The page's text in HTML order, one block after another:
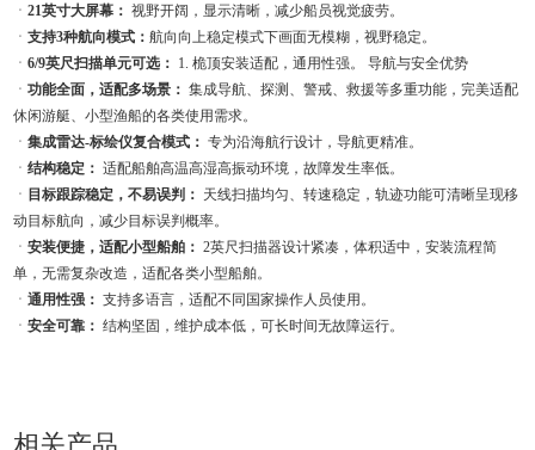
ㆍ21英寸大屏幕： 视野开阔，显示清晰，减少船员视觉疲劳。
ㆍ支持3种航向模式：航向向上稳定模式下画面无模糊，视野稳定。
ㆍ6/9英尺扫描单元可选： 1. 桅顶安装适配，通用性强。 导航与安全优势
ㆍ功能全面，适配多场景： 集成导航、探测、警戒、救援等多重功能，完美适配
休闲游艇、小型渔船的各类使用需求。
ㆍ集成雷达-标绘仪复合模式： 专为沿海航行设计，导航更精准。
ㆍ结构稳定： 适配船舶高温高湿高振动环境，故障发生率低。
ㆍ 目标跟踪稳定，不易误判： 天线扫描均匀、转速稳定，轨迹功能可清晰呈现移
动目标航向，减少目标误判概率。
ㆍ安装便捷，适配小型船舶： 2英尺扫描器设计紧凑，体积适中，安装流程简
单，无需复杂改造，适配各类小型船舶。
ㆍ通用性强： 支持多语言，适配不同国家操作人员使用。
ㆍ安全可靠： 结构坚固，维护成本低，可长时间无故障运行。